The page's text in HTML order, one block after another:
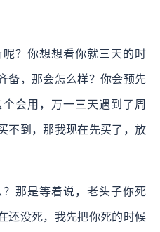
？你想想看你就三天的时
备，那会怎么样？你会预先
会用，万一三天遇到了周
不到，那我现在先买了，放
那是等着说，老头子你死
还没死，我先把你死的时候